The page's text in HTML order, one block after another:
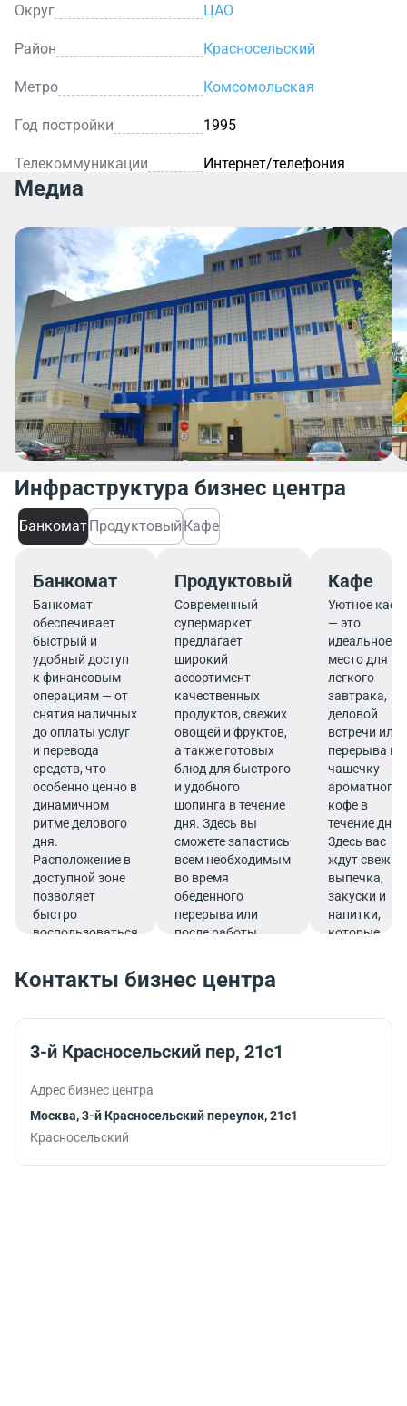
Округ ЦАО
Район Красносельский
Метро Комсомольская
Год постройки 1995
Телекоммуникации Интернет/телефония
Медиа
Инфраструктура бизнес центра
БанкоматПродуктовый Кафе
Банкомат
Банкомат
обеспечивает
быстрый и
удобный доступ
к финансовым
операциям — от
снятия наличных
до оплаты услуг
и перевода
средств, что
особенно ценно в
динамичном
ритме делового
дня.
Расположение в
доступной зоне
позволяет
быстро
воспользоваться
Продуктовый
Современный
супермаркет
предлагает
широкий
ассортимент
качественных
продуктов, свежих
овощей и фруктов,
а также готовых
блюд для быстрого
и удобного
шопинга в течение
дня. Здесь вы
сможете запастись
всем необходимым
во время
обеденного
перерыва или
после работы.
Кафе
Уютное кафе
— это
идеальное
место для
легкого
завтрака,
деловой
встречи или
перерыва на
чашечку
ароматного
кофе в
течение дня.
Здесь вас
ждут свежие
выпечка,
закуски и
напитки,
которые
продуктивно
Контакты бизнес центра
3-й Красносельский пер, 21с1
Адрес бизнес центра
Москва, 3-й Красносельский переулок, 21с1
Красносельский